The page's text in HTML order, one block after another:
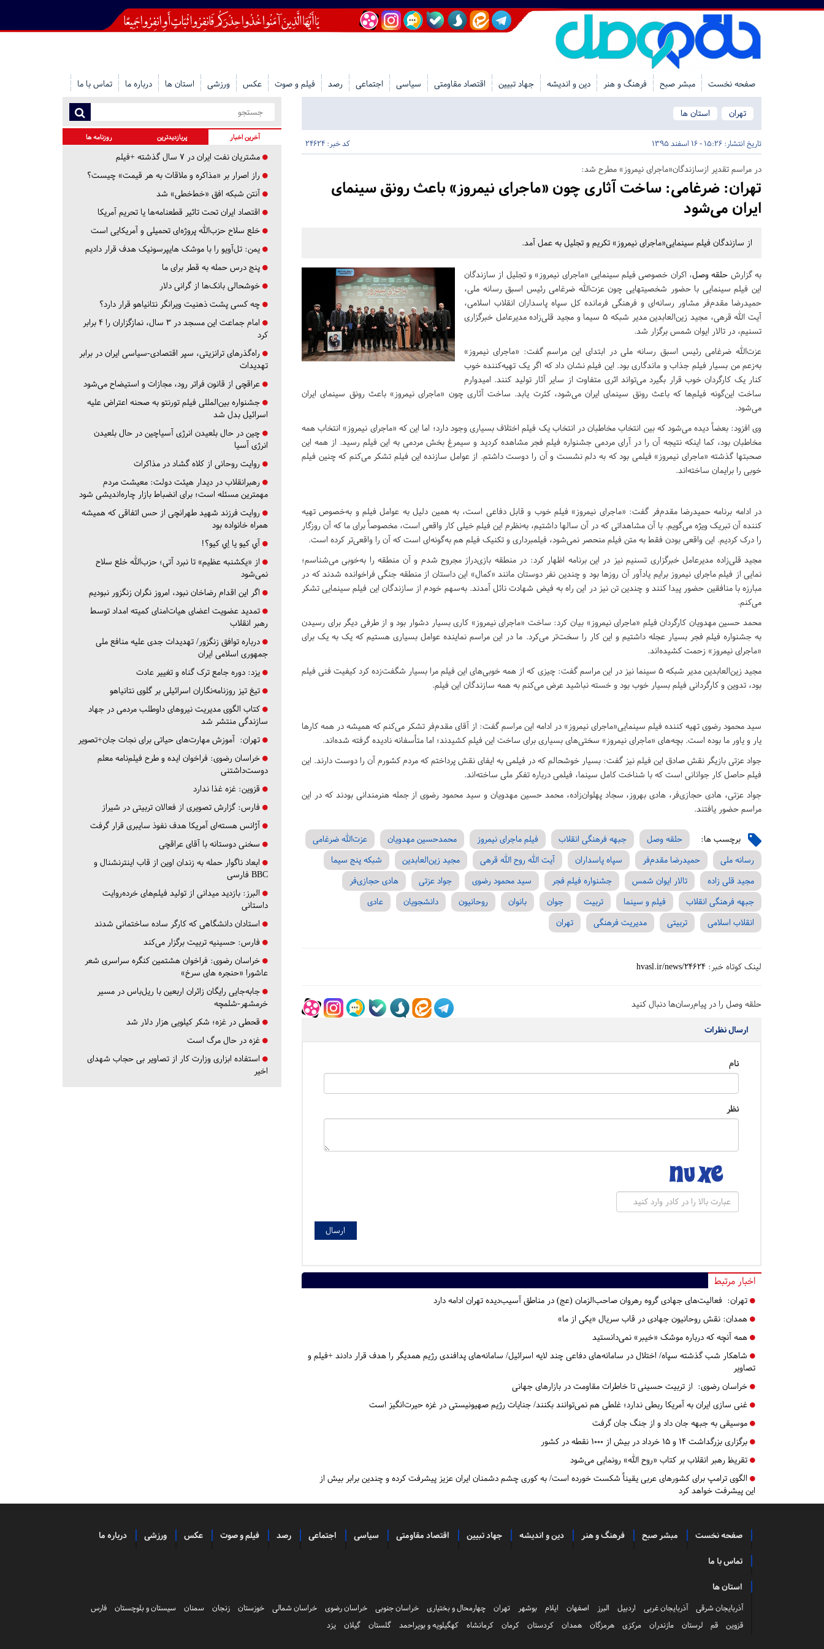
صفحه نخست مبشر صبح فرهنگ و هنر دین و اندیشه جهاد تبیین اقتصاد مقاومتی سیاسی اجتماعی رصد فیلم و صوت عکس ورزشی استان ها درباره ما تماس با ما
تهران استان ها
تاریخ انتشار: 15:26 - 16 اسفند 1395 کد خبر: 24624
در مراسم تقدیر ازسازندگان«ماجرای نیمروز» مطرح شد:
تهران: ضرغامی: ساخت آثاری چون «ماجرای نیمروز» باعث رونق سینمای
ایران می‌شود
از سازندگان فیلم سینمایی«ماجرای نیمروز» تکریم و تجلیل به عمل آمد.
به گزارش حلقه وصل، اکران خصوصی فیلم سینمایی «ماجرای نیمروز» و تجلیل از سازندگان
این فیلم سینمایی با حضور شخصیتهایی چون عزت‌الله ضرغامی رئیس اسبق رسانه ملی،
حمیدرضا مقدم‌فر مشاور رسانه‌ای و فرهنگی فرمانده کل سپاه پاسداران انقلاب اسلامی،
آیت الله قرهی، مجید زین‌العابدین مدیر شبکه 5 سیما و مجید قلی‌زاده مدیرعامل خبرگزاری
تسنیم، در تالار ایوان شمس برگزار شد.
عزت‌الله ضرغامی رئیس اسبق رسانه ملی در ابتدای این مراسم گفت: «ماجرای نیمروز»
به‌زعم من بسیار فیلم جذاب و ماندگاری بود. این فیلم نشان داد که اگر یک تهیه‌کننده خوب
کنار یک کارگردان خوب قرار بگیرد می‌تواند اثری متفاوت از سایر آثار تولید کنند. امیدوارم
ساخت این‌گونه فیلم‌ها که باعث رونق سینمای ایران می‌شود، کثرت یابد. ساخت آثاری چون «ماجرای نیمروز» باعث رونق سینمای ایران
می‌شود.
وی افزود: بعضاً دیده می‌شود که بین انتخاب مخاطبان در انتخاب یک فیلم اختلاف بسیاری وجود دارد؛ اما این که «ماجرای نیمروز» انتخاب همه
مخاطبان بود، کما اینکه نتیجه آن را در آرای مردمی جشنواره فیلم فجر مشاهده کردید و سیمرغ بخش مردمی به این فیلم رسید. از همه این
صحبتها گذشته «ماجرای نیمروز» فیلمی بود که به دلم نشست و آن را دوست داشتم. از عوامل سازنده این فیلم تشکر می‌کنم که چنین فیلم
خوبی را برایمان ساخته‌اند.
در ادامه برنامه حمیدرضا مقدم‌فر گفت: «ماجرای نیمروز» فیلم خوب و قابل دفاعی است، به همین دلیل به عوامل فیلم و به‌خصوص تهیه
کننده آن تبریک ویژه می‌گویم. با آن مشاهداتی که در آن سالها داشتیم، به‌نظرم این فیلم خیلی کار واقعی است، مخصوصاً برای ما که آن روزگار
را درک کردیم. این واقعی بودن فقط به متن فیلم منحصر نمی‌شود، فیلمبرداری و تکنیک فیلم هم به‌گونه‌ای است که آن را واقعی‌تر کرده است.
مجید قلی‌زاده مدیرعامل خبرگزاری تسنیم نیز در این برنامه اظهار کرد: در منطقه بازی‌دراز مجروح شدم و آن منطقه را به‌خوبی می‌شناسم؛
نمایی از فیلم ماجرای نیمروز برایم یادآور آن روزها بود و چندین نفر دوستان مانند «کمال» این داستان از منطقه جنگی فراخوانده شدند که در
مبارزه با منافقین حضور پیدا کنند و چندین تن نیز در این راه به فیض شهادت نائل آمدند. به‌سهم خودم از سازندگان این فیلم سینمایی تشکر
می‌کنم.
محمد حسین مهدویان کارگردان فیلم «ماجرای نیمروز» بیان کرد: ساخت «ماجرای نیمروز» کاری بسیار دشوار بود و از طرفی دیگر برای رسیدن
به جشنواره فیلم فجر بسیار عجله داشتیم و این کار را سخت‌تر می‌کرد. ما در این مراسم نماینده عوامل بسیاری هستیم که یک به یک برای
«ماجرای نیمروز» زحمت کشیده‌اند.
مجید زین‌العابدین مدیر شبکه 5 سینما نیز در این مراسم گفت: چیزی که از همه خوبی‌های این فیلم مرا بسیار شگفت‌زده کرد کیفیت فنی فیلم
بود، تدوین و کارگردانی فیلم بسیار خوب بود و خسته نباشید عرض می‌کنم به همه سازندگان این فیلم.
سید محمود رضوی تهیه کننده فیلم سینمایی«ماجرای نیمروز» در ادامه این مراسم گفت: از آقای مقدم‌فر تشکر می‌کنم که همیشه در همه کارها
یار و یاور ما بوده است. بچه‌های «ماجرای نیمروز» سختی‌های بسیاری برای ساخت این فیلم کشیدند؛ اما متأسفانه نادیده گرفته شده‌اند.
جواد عزتی بازیگر نقش صادق این فیلم نیز گفت: بسیار خوشحالم که در فیلمی به ایفای نقش پرداختم که مردم کشورم آن را دوست دارند. این
فیلم حاصل کار جوانانی است که با شناخت کامل سینما، فیلمی درباره تفکر ملی ساخته‌اند.
جواد عزتی، هادی حجازی‌فر، هادی بهروز، سجاد پهلوان‌زاده، محمد حسین مهدویان و سید محمود رضوی از جمله هنرمندانی بودند که در این
مراسم حضور یافتند.
برچسب ها: حلقه وصل جبهه فرهنگی انقلاب فیلم ماجرای نیمروز محمدحسین مهدویان
عزت‌الله ضرغامی
رسانه ملی
حمیدرضا مقدم‌فر سپاه پاسداران آیت الله روح الله قرهی مجید زین‌العابدین
شبکه پنج سیما
مجید قلی زاده
تالار ایوان شمس جشنواره فیلم فجر سید محمود رضوی جواد عزتی
هادی حجازی‌فر
جبهه فرهنگی انقلاب
فیلم و سینما تربیت جوان بانوان روحانیون دانشجویان
عادی
انقلاب اسلامی
تربیتی مدیریت فرهنگی تهران
لینک کوتاه خبر: hvasl.ir/news/24624
حلقه وصل را در پیام‌رسان‌ها دنبال کنید
ارسال نظرات
نام
نظر
اخبار مرتبط
تهران: فعالیت‌های جهادی گروه رهروان صاحب‌الزمان (عج) در مناطق آسیب‌دیده تهران ادامه دارد
همدان: نقش روحانیون جهادی در قاب سریال «یکی از ما»
همه آنچه که درباره موشک «خیبر» نمی‌دانستید
شاهکار شب گذشته سپاه/ اختلال در سامانه‌های دفاعی چند لایه اسرائیل/ سامانه‌های پدافندی رژیم همدیگر را هدف قرار دادند +فیلم و
تصاویر
خراسان رضوی: از تربیت حسینی تا خاطرات مقاومت در بازارهای جهانی
غنی سازی ایران به آمریکا ربطی ندارد؛ غلطی هم‌ نمی‌توانند بکنند/ جنایات رژیم صهیونیستی در غزه حیرت‌انگیز است
موسیقی به جبهه جان داد و از جنگ جان گرفت
برگزاری بزرگداشت ۱۴ و ۱۵ خرداد در بیش از ۱۰۰۰ نقطه در کشور
تقریظ رهبر انقلاب بر کتاب «روح الله» رونمایی می‌شود
الگوی ترامپ برای کشورهای عربی یقیناً شکست‌ خورده است/ به کوری چشم دشمنان ایران عزیز پیشرفت کرده و چندین برابر بیش از
این پیشرفت خواهد کرد
آخرین اخبار پربازدیدترین روزنامه ها
مشتریان نفت ایران در ۷ سال گذشته +فیلم
راز اصرار بر «مذاکره و ملاقات به هر قیمت» چیست؟
آنتن شبکه افق «خط‌خطی» شد
اقتصاد ایران تحت تاثیر قطعنامه‌ها یا تحریم‌ آمریکا
خلع سلاح حزب‌الله پروژه‌ای تحمیلی و آمریکایی است
یمن: تل‌آویو را با موشک هایپرسونیک هدف قرار دادیم
پنج درس‌ حمله به قطر برای ما
خوشحالی بانک‌ها از گرانی دلار
چه کسی پشت ذهنیت ویرانگر نتانیاهو قرار دارد؟
امام جماعت این مسجد در ۳ سال، نمازگزاران را ۴ برابر
کرد
راه‌گذرهای ترانزیتی، سپر اقتصادی-سیاسی ایران در برابر
تهدیدات
عراقچی از قانون فراتر رود، مجازات و استیضاح می‌شود
جشنواره بین‌المللی فیلم تورنتو به صحنه اعتراض علیه
اسرائیل بدل شد
چین در حال بلعیدن انرژی آسیاچین در حال بلعیدن
انرژی آسیا
روایت روحانی از کلاه گشاد در مذاکرات
رهبرانقلاب در دیدار هیئت دولت: معیشت مردم
مهمترین مسئله است؛ برای انضباط بازار چاره‌اندیشی شود
روایت فرزند شهید طهرانچی از حس اتفاقی که همیشه
همراه خانواده بود
آي كيو يا اِي كيو؟!
از «یکشنبه عظیم» تا نبرد آتی؛ حزب‌الله خلع سلاح
نمی‌شود
اگر این اقدام رضاخان نبود، امروز نگران زنگزور نبودیم
تمدید عضویت اعضای هیات‌امنای کمیته امداد توسط
رهبر انقلاب
درباره توافق زنگزور/ تهدیدات جدی علیه منافع ملی
جمهوری اسلامی ایران
یزد: دوره جامع ترک گناه و تغییر عادت
تیغ تیز روزنامه‌نگاران اسرائیلی بر گلوی نتانیاهو
کتاب الگوی مدیریت نیروهای داوطلب مردمی در جهاد
سازندگی منتشر شد
تهران: آموزش مهارت‌های حیاتی برای نجات جان+تصویر
خراسان رضوی: فراخوان ایده و طرح فیلم‌نامه معلم
دوست‌داشتنی
قزوین: غزه غذا ندارد
فارس: گزارش تصویری از فعالان تربیتی در شیراز
آژانس هسته‌ای آمریکا هدف نفوذ سایبری قرار گرفت
سخنی دوستانه با آقای عراقچی
ابعاد ناگوار حمله به زندان اوین از قاب اینترنشنال و
BBC فارسی
البرز: بازدید میدانی از تولید فیلم‌های خرده‌روایت
داستانی
استادان دانشگاهی که کارگر ساده ساختمانی شدند
فارس: حسینیه تربیت برگزار می‌کند
خراسان رضوی: فراخوان هشتمین کنگره سراسری شعر
عاشورا «حنجره های سرخ»
جابه‌جایی رایگان زائران اربعین با ریل‌باس در مسیر
خرمشهر-شلمچه
قحطی در غزه؛ شکر کیلویی هزار دلار شد
غزه در حال مرگ است
استفاده ابزاری وزارت کار از تصاویر بی حجاب شهدای
اخیر
صفحه نخست مبشر صبح فرهنگ و هنر دین و اندیشه جهاد تبیین اقتصاد مقاومتی سیاسی اجتماعی رصد فیلم و صوت عکس ورزشی درباره ما
تماس با ما
استان ها
آذربایجان شرقی آذربایجان غربی اردبیل البرز اصفهان ایلام بوشهر تهران چهارمحال و بختیاری خراسان جنوبی خراسان رضوی خراسان شمالی خوزستان زنجان سمنان سیستان و بلوچستان
فارس
قزوین
قم لرستان مازندران مرکزی هرمزگان همدان کردستان کرمان کرمانشاه کهگیلویه و بویراحمد گلستان گیلان یزد